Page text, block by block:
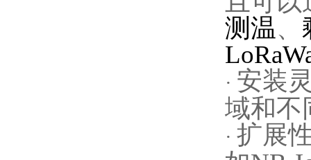
测温、
· 安装
域和不
· 扩展